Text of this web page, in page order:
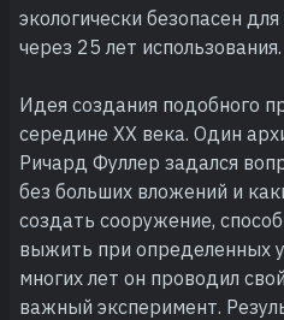
экологически безопасен
через 25 лет использования.
Идея создания подобного
середине XX века. Один
Ричард Фуллер задался
без больших вложений и
создать сооружение,
выжить при определенных
многих лет он проводил
важный эксперимент.